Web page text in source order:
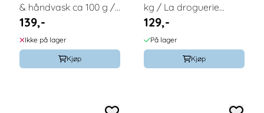
& håndvask ca 100 g /
Grims Have
139,-
Ikke på lager
Kjøp
kg / La droguerie
écopractique
129,-
På lager
Kjøp